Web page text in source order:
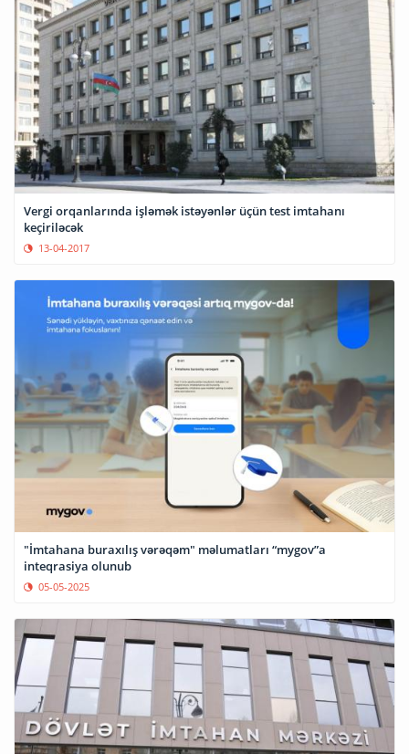
Vergi orqanlarında işləmək istəyənlər üçün tеst imtаhаnı
keçiriləcək
13-04-2017
"İmtahana buraxılış vərəqəm" məlumatları “mygov”a
inteqrasiya olunub
05-05-2025